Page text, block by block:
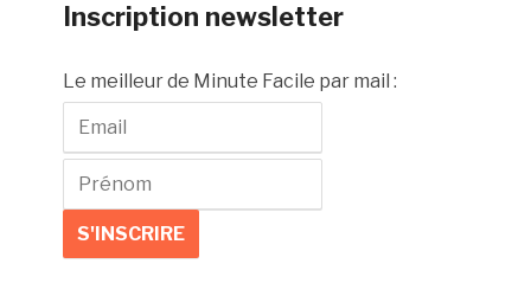
Inscription newsletter
Le meilleur de Minute Facile par mail :